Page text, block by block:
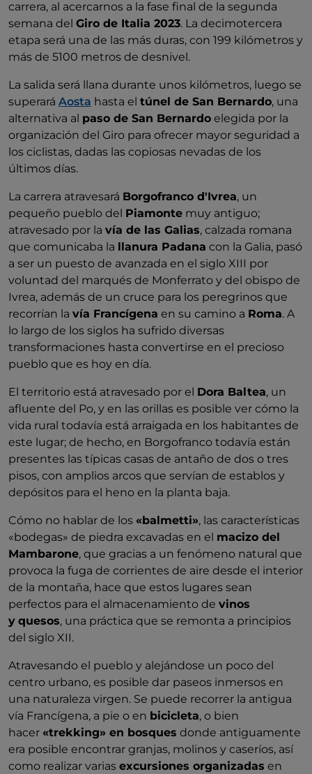
carrera, al acercarnos a la fase final de la segunda
semana del Giro de Italia 2023. La decimotercera
etapa será una de las más duras, con 199 kilómetros y
más de 5100 metros de desnivel.
La salida será llana durante unos kilómetros, luego se
superará Aosta hasta el túnel de San Bernardo, una
alternativa al paso de San Bernardo elegida por la
organización del Giro para ofrecer mayor seguridad a
los ciclistas, dadas las copiosas nevadas de los
últimos días.
La carrera atravesará Borgofranco d'Ivrea, un
pequeño pueblo del Piamonte muy antiguo;
atravesado por la vía de las Galias, calzada romana
que comunicaba la llanura Padana con la Galia, pasó
a ser un puesto de avanzada en el siglo XIII por
voluntad del marqués de Monferrato y del obispo de
Ivrea, además de un cruce para los peregrinos que
recorrían la vía Francígena en su camino a Roma. A
lo largo de los siglos ha sufrido diversas
transformaciones hasta convertirse en el precioso
pueblo que es hoy en día.
El territorio está atravesado por el Dora Baltea, un
afluente del Po, y en las orillas es posible ver cómo la
vida rural todavía está arraigada en los habitantes de
este lugar; de hecho, en Borgofranco todavía están
presentes las típicas casas de antaño de dos o tres
pisos, con amplios arcos que servían de establos y
depósitos para el heno en la planta baja.
Cómo no hablar de los «balmetti», las características
«bodegas» de piedra excavadas en el macizo del
Mambarone, que gracias a un fenómeno natural que
provoca la fuga de corrientes de aire desde el interior
de la montaña, hace que estos lugares sean
perfectos para el almacenamiento de vinos
y quesos, una práctica que se remonta a principios
del siglo XII.
Atravesando el pueblo y alejándose un poco del
centro urbano, es posible dar paseos inmersos en
una naturaleza virgen. Se puede recorrer la antigua
vía Francígena, a pie o en bicicleta, o bien
hacer «trekking» en bosques donde antiguamente
era posible encontrar granjas, molinos y caseríos, así
como realizar varias excursiones organizadas en